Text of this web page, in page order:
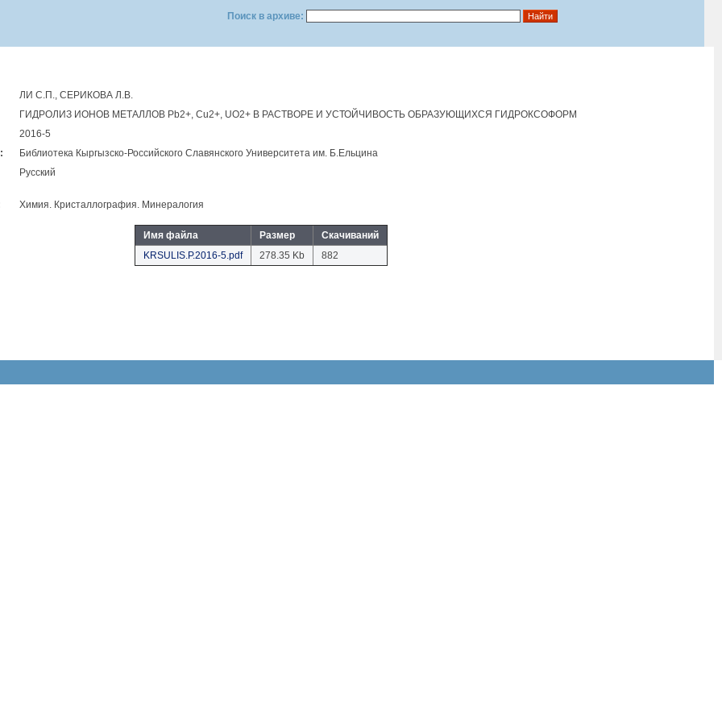
Поиск в архиве:
ЛИ С.П., СЕРИКОВА Л.В.
ГИДРОЛИЗ ИОНОВ МЕТАЛЛОВ Pb2+, Cu2+, UO2+ В РАСТВОРЕ И УСТОЙЧИВОСТЬ ОБРАЗУЮЩИХСЯ ГИДРОКСОФОРМ
2016-5
Библиотека Кыргызско-Российского Славянского Университета им. Б.Eльцина
Русский
Химия. Кристаллография. Минералогия
Имя файла Размер
Скачиваний
KRSULIS.P.2016-5.pdf
278.35 Kb 882